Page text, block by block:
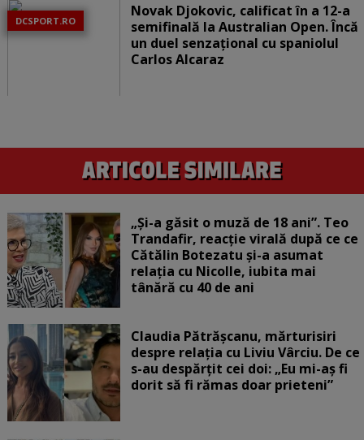
DCSPORT.RO
Novak Djokovic, calificat în a 12-a
semifinală la Australian Open. Încă
un duel senzațional cu spaniolul
Carlos Alcaraz
„Și-a găsit o muză de 18 ani”. Teo
Trandafir, reacție virală după ce ce
Cătălin Botezatu și-a asumat
relația cu Nicolle, iubita mai
tânără cu 40 de ani
Claudia Pătrășcanu, mărturisiri
despre relația cu Liviu Vârciu. De ce
s-au despărțit cei doi: „Eu mi-aș fi
dorit să fi rămas doar prieteni”